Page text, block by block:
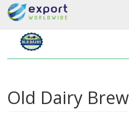
Old Dairy